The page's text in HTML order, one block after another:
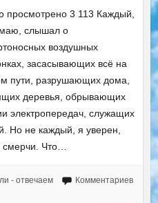
просмотрено 3 113 Каждый,
слышал о
воздушных
засасывающих всё на
пути, разрушающих дома,
деревья, обрывающих
электропередач, служащих
Но не каждый, я уверен,
смерчи. Что…
- отвечаем
Комментариев